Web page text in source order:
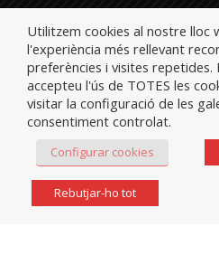
SANT FELIU DE GUÍXOLS
Passeig dels Guíxols, 27
Tel. 972 321 284
Utilitzem cookies al nostre lloc
l'experiència més rellevant
preferències i visites repetides.
accepteu l'ús de TOTES les
visitar la configuració de les
consentiment controlat.
Configurar cookies
Rebutjar-ho tot